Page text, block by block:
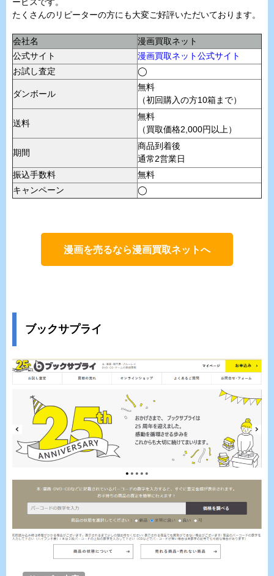
たくさんのリピーターの方にも大変ご好評いただいております。
会社名
漫画買取ネット
公式サイト
漫画買取ネット公式サイト
お試し査定
◯
ダンボール
無料
（初回購入の方10箱まで）
送料
無料
（買取価格2,000円以上）
期間
商品到着後
通常2営業日
振込手数料
無料
キャンペーン
◯
漫画を売るなら漫画買取ネットへ
ブックサプライ